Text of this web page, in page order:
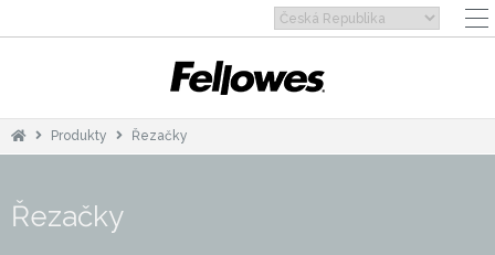
Produkty Řezačky
Řezačky